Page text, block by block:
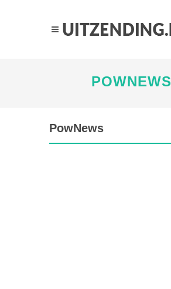
POWNEWS
PowNews